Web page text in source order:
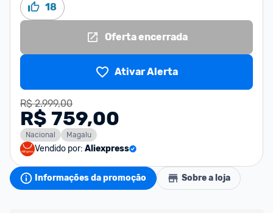
18
Oferta encerrada
Ativar Alerta
R$ 2.999,00
R$ 759,00
Nacional Magalu
Vendido por: Aliexpress
Informações da promoção Sobre a loja